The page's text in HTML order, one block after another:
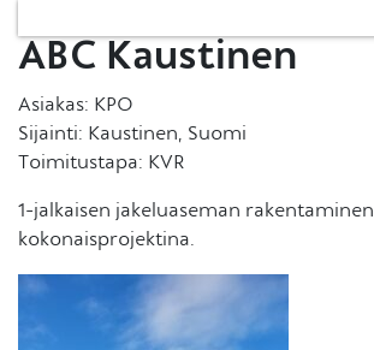
ABC Kaustinen
Asiakas: KPO
Sijainti: Kaustinen, Suomi
Toimitustapa: KVR
1-jalkaisen jakeluaseman rakentaminen
kokonaisprojektina.